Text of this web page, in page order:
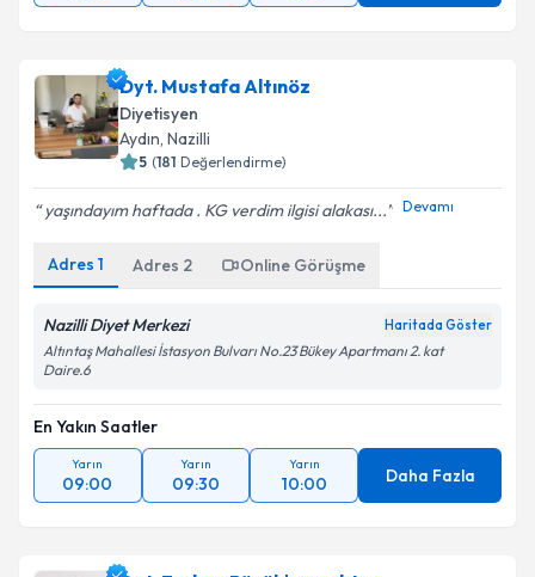
Dyt. Mustafa Altınöz
Diyetisyen
Aydın, Nazilli
5 (181 Değerlendirme)
yaşındayım haftada . KG verdim ilgisi alakası... Devamı
Adres 1 Adres 2 Online Görüşme
Nazilli Diyet Merkezi Haritada Göster
Altıntaş Mahallesi İstasyon Bulvarı No.23 Bükey Apartmanı 2. kat
Daire.6
En Yakın Saatler
Yarın
09:00
Yarın
09:30
Yarın
10:00 Daha Fazla